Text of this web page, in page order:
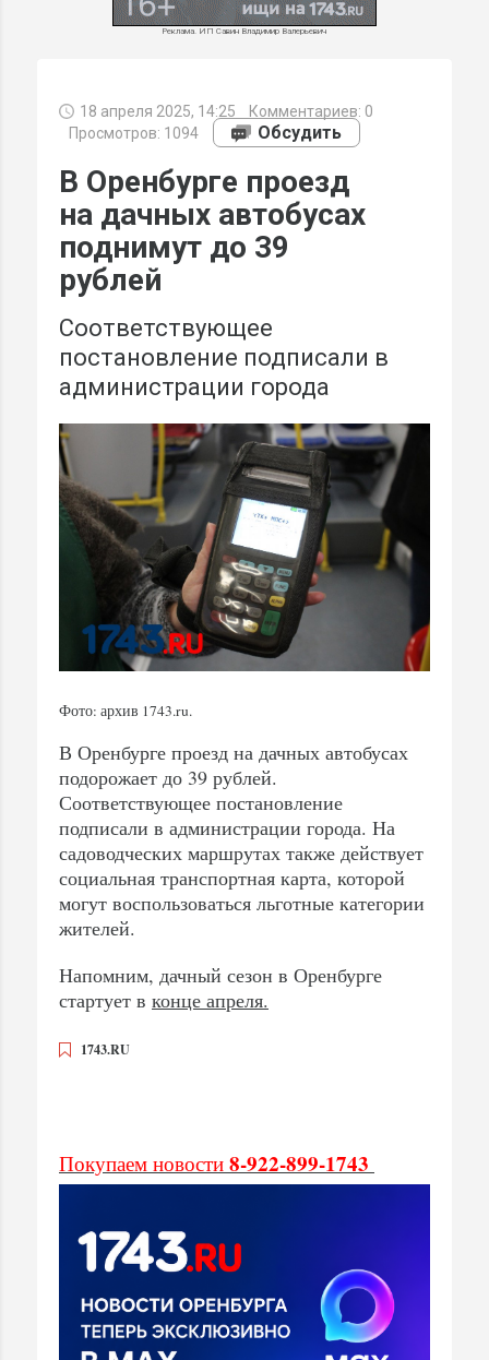
Реклама. ИП Савин Владимир Валерьевич
18 апреля 2025, 14:25 Комментариев: 0
Просмотров: 1094
Обсудить
В Оренбурге проезд
на дачных автобусах
поднимут до 39
рублей
Соответствующее
постановление подписали в
администрации города
Фото: архив 1743.ru.
В Оренбурге проезд на дачных автобусах
подорожает до 39 рублей.
Соответствующее постановление
подписали в администрации города. На
садоводческих маршрутах также действует
социальная транспортная карта, которой
могут воспользоваться льготные категории
жителей.
Напомним, дачный сезон в Оренбурге
стартует в конце апреля.
1743.RU
Покупаем новости 8-922-899-1743